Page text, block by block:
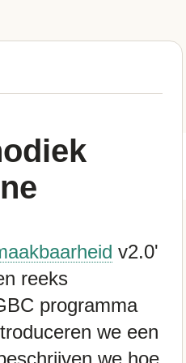
v2.0'
reeks
programma
we een
we hoe